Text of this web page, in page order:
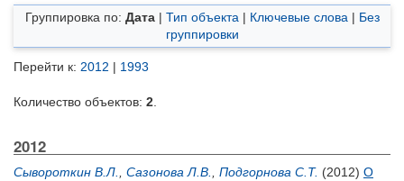
Группировка по: Дата| Тип объекта | Ключевые слова | Без
группировки
Перейти к: 2012 | 1993
Количество объектов: 2
2012
Сывороткин В.Л. Сазонова Л.В. Подгорнова С.Т. (2012) О